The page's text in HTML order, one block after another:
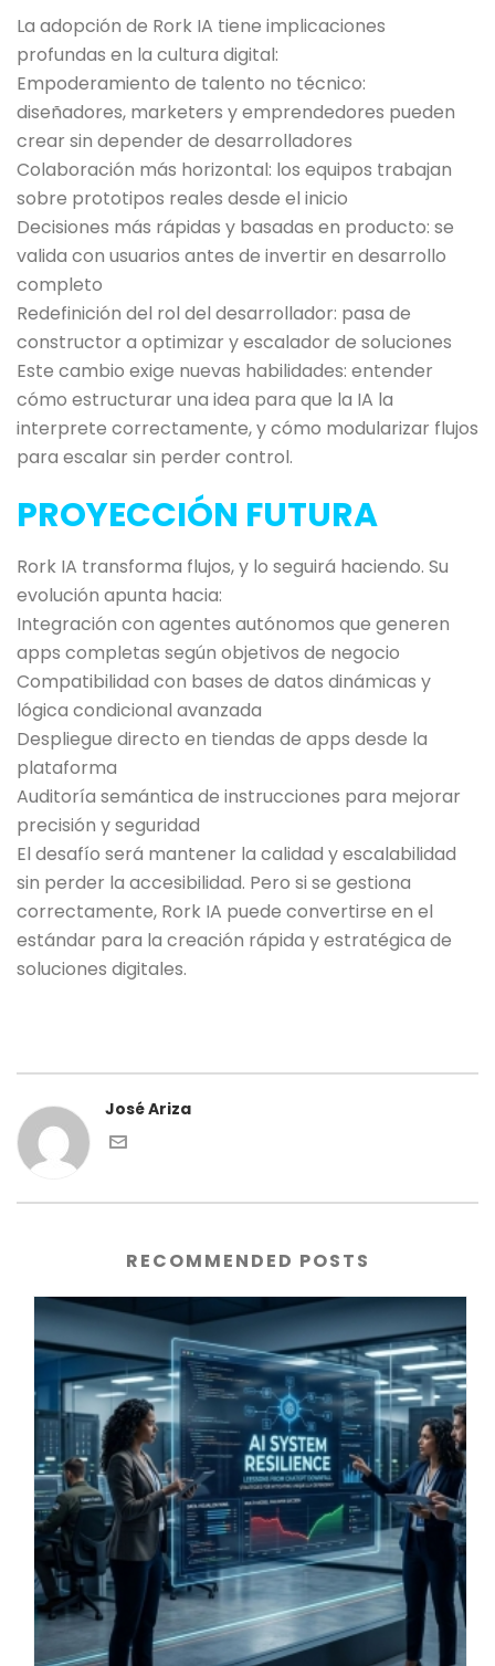
La adopción de Rork IA tiene implicaciones
profundas en la cultura digital:
Empoderamiento de talento no técnico:
diseñadores, marketers y emprendedores pueden
crear sin depender de desarrolladores
Colaboración más horizontal: los equipos trabajan
sobre prototipos reales desde el inicio
Decisiones más rápidas y basadas en producto: se
valida con usuarios antes de invertir en desarrollo
completo
Redefinición del rol del desarrollador: pasa de
constructor a optimizar y escalador de soluciones
Este cambio exige nuevas habilidades: entender
cómo estructurar una idea para que la IA la
interprete correctamente, y cómo modularizar flujos
para escalar sin perder control.
PROYECCIÓN FUTURA
Rork IA transforma flujos, y lo seguirá haciendo. Su
evolución apunta hacia:
Integración con agentes autónomos que generen
apps completas según objetivos de negocio
Compatibilidad con bases de datos dinámicas y
lógica condicional avanzada
Despliegue directo en tiendas de apps desde la
plataforma
Auditoría semántica de instrucciones para mejorar
precisión y seguridad
El desafío será mantener la calidad y escalabilidad
sin perder la accesibilidad. Pero si se gestiona
correctamente, Rork IA puede convertirse en el
estándar para la creación rápida y estratégica de
soluciones digitales.
José Ariza
RECOMMENDED POSTS